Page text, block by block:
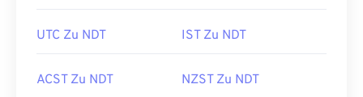
UTC Zu NDT IST Zu NDT
ACST Zu NDT NZST Zu NDT